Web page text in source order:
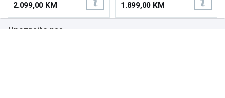
FreeSync Premium Pro,
Priključci: 2xHDMI 2.1,
DisplayPort, 2xUSB 3.2, USB-
B
2.099,00 KM
FreeSync Premium,
Wireless LAN, Bluetooth ,
Priključci: 2xHDMI,
1.899,00 KM
Upoznajte nas